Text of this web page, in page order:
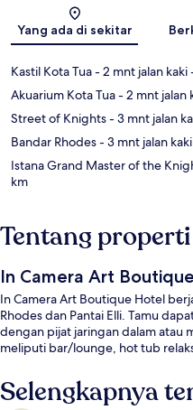
Yang ada di sekitar
Kastil Kota Tua- 2 mnt jalan kaki
Akuarium Kota Tua- 2 mnt jalan
Street of Knights- 3 mnt jalan
Bandar Rhodes- 3 mnt jalan kaki
Istana Grand Master of the
km
Tentang
In Camera Art
In Camera Art Boutique Hotel
Rhodes dan Pantai Elli. Tamu
dengan pijat jaringan dalam atau
meliputi bar/lounge, hot tub
Selengkapnya